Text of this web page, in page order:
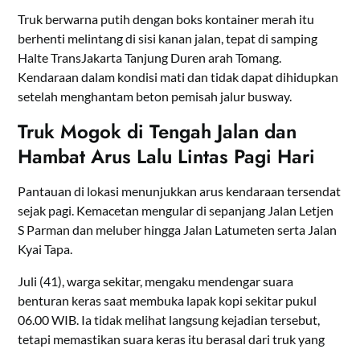
Truk berwarna putih dengan boks kontainer merah itu
berhenti melintang di sisi kanan jalan, tepat di samping
Halte TransJakarta Tanjung Duren arah Tomang.
Kendaraan dalam kondisi mati dan tidak dapat dihidupkan
setelah menghantam beton pemisah jalur busway.
Truk Mogok di Tengah Jalan dan
Hambat Arus Lalu Lintas Pagi Hari
Pantauan di lokasi menunjukkan arus kendaraan tersendat
sejak pagi. Kemacetan mengular di sepanjang Jalan Letjen
S Parman dan meluber hingga Jalan Latumeten serta Jalan
Kyai Tapa.
Juli (41), warga sekitar, mengaku mendengar suara
benturan keras saat membuka lapak kopi sekitar pukul
06.00 WIB. Ia tidak melihat langsung kejadian tersebut,
tetapi memastikan suara keras itu berasal dari truk yang